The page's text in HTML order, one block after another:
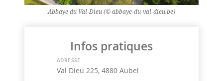
Abbaye du Val-Dieu (© abbaye-du-val-dieu.be)
Infos pratiques
ADRESSE
Val Dieu 225, 4880 Aubel